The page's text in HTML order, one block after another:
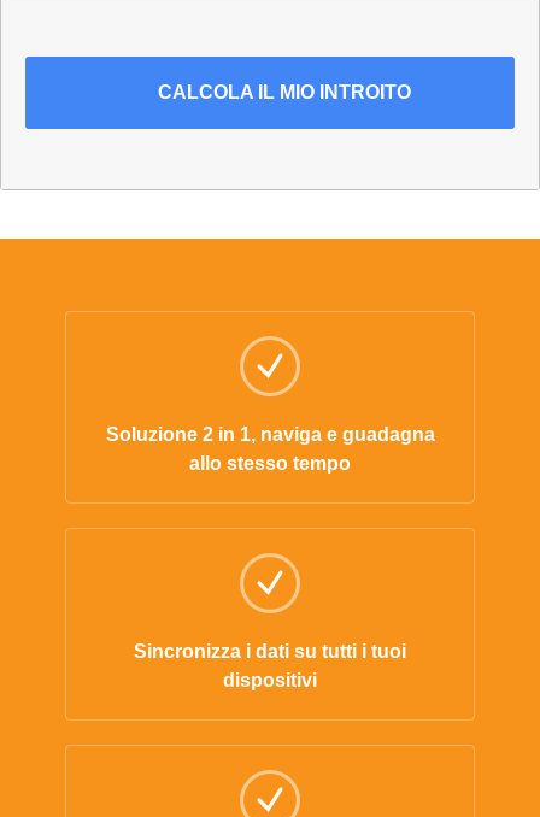
CALCOLAIL MIO INTROITO
Soluzione 2 in 1, naviga e guadagna
allo stesso tempo
Sincronizza i dati su tutti i tuoi
dispositivi